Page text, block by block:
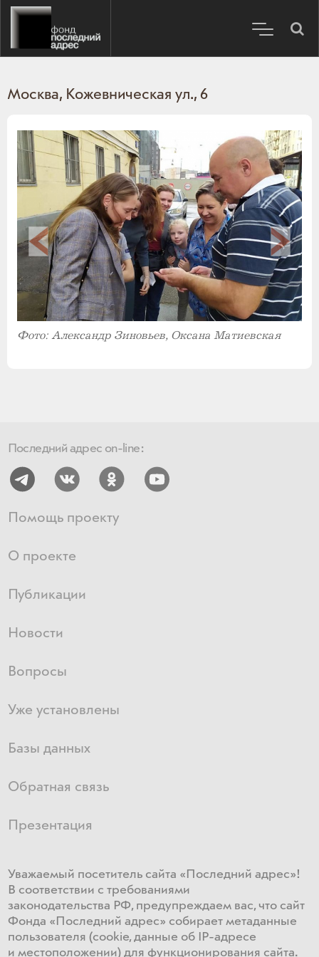
Москва, Кожевническая ул., 6
Фото: Александр Зиновьев, Оксана Матиевская
Последний адрес on-line:
Помощь проекту
О проекте
Публикации
Новости
Вопросы
Уже установлены
Базы данных
Обратная связь
Презентация
Уважаемый посетитель сайта «Последний адрес»!
В соответствии с требованиями
законодательства РФ, предупреждаем вас, что сайт
Фонда «Последний адрес» собирает метаданные
пользователя (cookie, данные об IP-адресе
и местоположении) для функционирования сайта​.